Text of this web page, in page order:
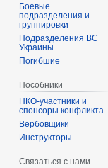
Боевые
подразделения и
группировки
Подразделения ВС
Украины
Погибшие
Пособники
спонсоры конфликта
‏‎Вербовщики
Инструкторы
Связаться с нами